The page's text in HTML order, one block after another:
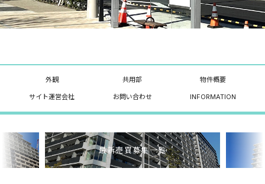
外観 共用部 物件概要
サイト運営会社 お問い合わせ INFORMATION
最新売買募集一覧